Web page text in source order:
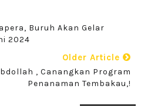
Buruh Akan Gelar
2024
Older Article
, Canangkan Program
Penanaman Tembakau,!